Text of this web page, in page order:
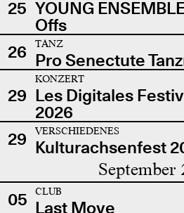
25 YOUNG
Offs
26
TANZ
Pro Senectute
29
KONZERT
Les Digitales
2026
29 VERSCHIEDENES
Kulturachsenfest
September
05 CLUB
Last Move